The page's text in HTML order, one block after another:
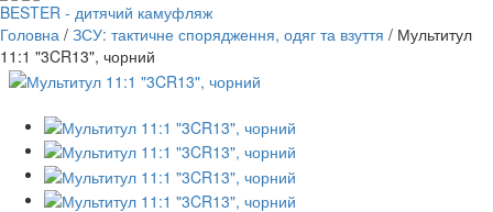
BESTER - дитячий камуфляж
Головна / ЗСУ: тактичне спорядження, одяг та взуття / Мультитул
11:1 "3CR13", чорний